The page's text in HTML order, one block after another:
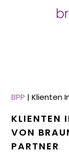
BPP |Klienten
KLIENTEN
VON
PARTNER